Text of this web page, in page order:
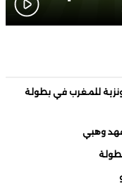
للمغرب في بطولة